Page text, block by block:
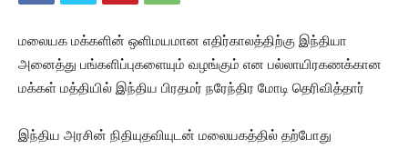
மலையக மக்களின் ஒளிமயமான எதிர்காலத்திற்கு இந்தியா
அனைத்து பங்களிப்புகளையும் வழங்கும் என பல்லாயிரகணக்கான
மக்கள் மத்தியில் இந்திய பிரதமர் நரேந்திர மோடி தெரிவித்தார்
இந்திய அரசின் நிதியுதவியுடன் மலையகத்தில் தற்போது